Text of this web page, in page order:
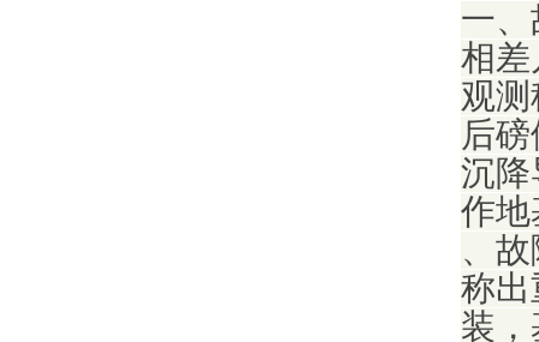
一
相差
观
后
沉降
作地
、
称出
装